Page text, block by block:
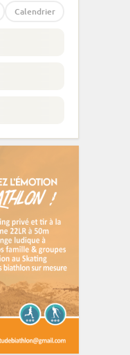
Calendrier